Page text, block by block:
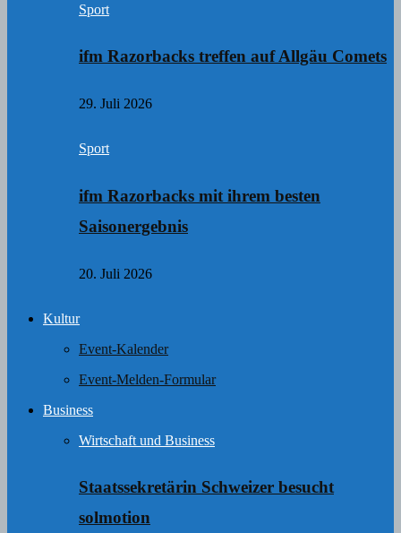
Sport
ifm Razorbacks treffen auf Allgäu Comets
29. Juli 2026
Sport
ifm Razorbacks mit ihrem besten
Saisonergebnis
20. Juli 2026
Kultur
Event-Kalender
Event-Melden-Formular
Business
Wirtschaft und Business
Staatssekretärin Schweizer besucht
solmotion